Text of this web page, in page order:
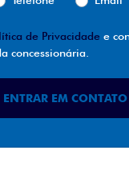
de Privacidade e
concessionária.
ENTRAR EM CONTATO